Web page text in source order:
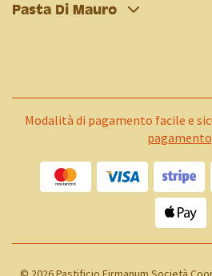
Pasta Di Mauro
Modalità di pagamento facile e
pagamento